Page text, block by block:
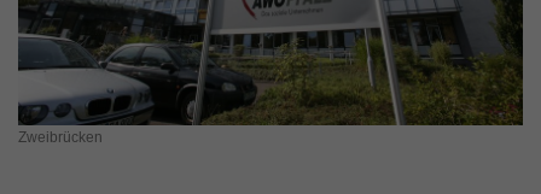
Zweibrücken